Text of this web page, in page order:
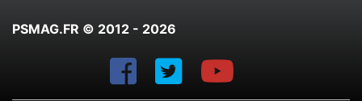
PSMAG.FR © 2012 - 2026